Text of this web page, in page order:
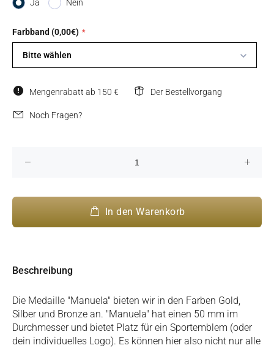
Ja
Nein
Farbband (0,00€)
Bitte wählen
Mengenrabatt ab 150 € Der Bestellvorgang
Noch Fragen?
In den Warenkorb
Beschreibung
Die Medaille "Manuela" bieten wir in den Farben Gold,
Silber und Bronze an. "Manuela" hat einen 50 mm im
Durchmesser und bietet Platz für ein Sportemblem (oder
dein individuelles Logo). Es können hier also nicht nur alle